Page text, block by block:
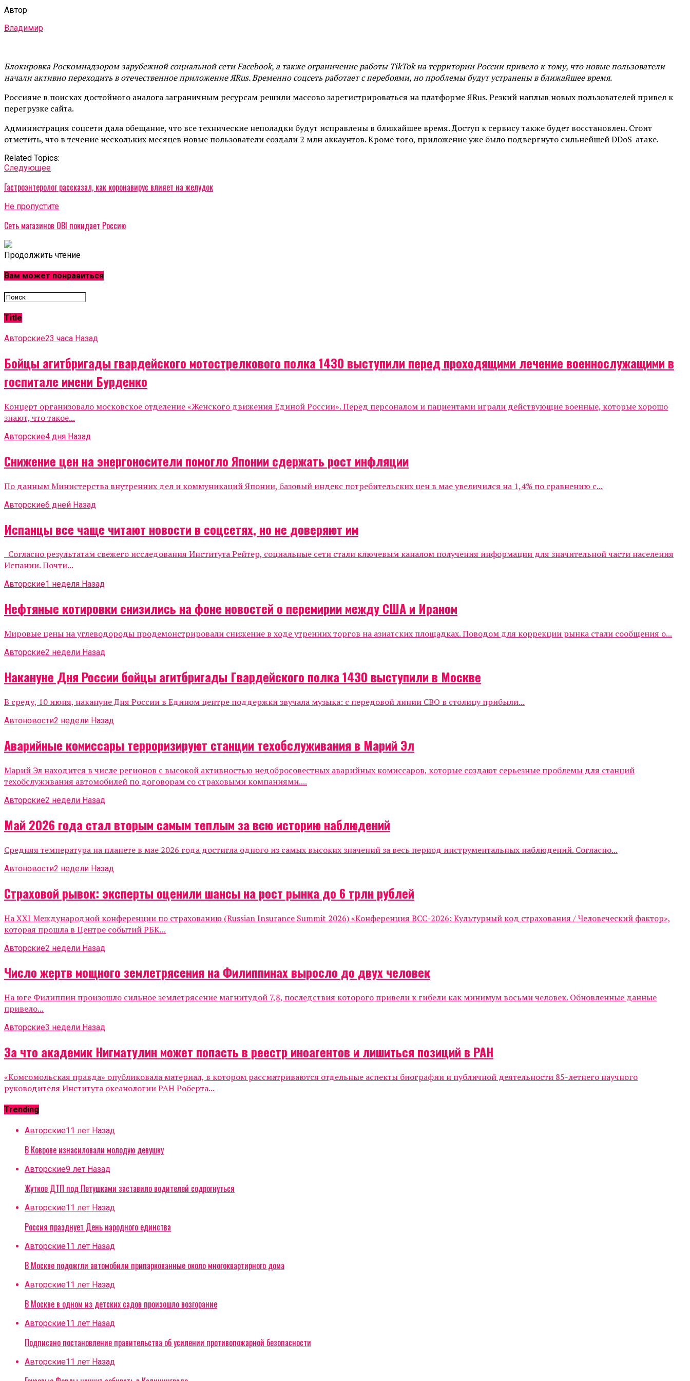
Автор
Владимир
Блокировка Роскомнадзором зарубежной социальной сети Facebook, а также ограничение работы TikTok на территории России привело к тому, что новые пользователи
начали активно переходить в отечественное приложение ЯRus. Временно соцсеть работает с перебоями, но проблемы будут устранены в ближайшее время.
Россияне в поисках достойного аналога заграничным ресурсам решили массово зарегистрироваться на платформе ЯRus. Резкий наплыв новых пользователей привел к
перегрузке сайта.
Администрация соцсети дала обещание, что все технические неполадки будут исправлены в ближайшее время. Доступ к сервису также будет восстановлен. Стоит
отметить, что в течение нескольких месяцев новые пользователи создали 2 млн аккаунтов. Кроме того, приложение уже было подвергнуто сильнейшей DDoS-атаке.
Related Topics:
Cледующее
Гастроэнтеролог рассказал, как коронавирус влияет на желудок
Не пропустите
Сеть магазинов OBI покидает Россию
Продолжить чтение
Вам может понравиться
Title
Авторские23 часа Назад
Бойцы агитбригады гвардейского мотострелкового полка 1430 выступили перед проходящими лечение военнослужащими в
госпитале имени Бурденко
Концерт организовало московское отделение «Женского движения Единой России». Перед персоналом и пациентами играли действующие военные, которые хорошо
знают, что такое...
Авторские4 дня Назад
Снижение цен на энергоносители помогло Японии сдержать рост инфляции
По данным Министерства внутренних дел и коммуникаций Японии, базовый индекс потребительских цен в мае увеличился на 1,4% по сравнению с...
Авторские6 дней Назад
Испанцы все чаще читают новости в соцсетях, но не доверяют им
Согласно результатам свежего исследования Института Рейтер, социальные сети стали ключевым каналом получения информации для значительной части населения
Испании. Почти...
Авторские1 неделя Назад
Нефтяные котировки снизились на фоне новостей о перемирии между США и Ираном
Мировые цены на углеводороды продемонстрировали снижение в ходе утренних торгов на азиатских площадках. Поводом для коррекции рынка стали сообщения о...
Авторские2 недели Назад
Накануне Дня России бойцы агитбригады Гвардейского полка 1430 выступили в Москве
В среду, 10 июня, накануне Дня России в Едином центре поддержки звучала музыка: с передовой линии СВО в столицу прибыли...
Автоновости2 недели Назад
Аварийные комиссары терроризируют станции техобслуживания в Марий Эл
Марий Эл находится в числе регионов с высокой активностью недобросовестных аварийных комиссаров, которые создают серьезные проблемы для станций
техобслуживания автомобилей по договорам со страховыми компаниями....
Авторские2 недели Назад
Май 2026 года стал вторым самым теплым за всю историю наблюдений
Средняя температура на планете в мае 2026 года достигла одного из самых высоких значений за весь период инструментальных наблюдений. Согласно...
Автоновости2 недели Назад
Страховой рывок: эксперты оценили шансы на рост рынка до 6 трлн рублей
На XXI Международной конференции по страхованию (Russian Insurance Summit 2026) «Конференция ВСС-2026: Культурный код страхования / Человеческий фактор»,
которая прошла в Центре событий РБК...
Авторские2 недели Назад
Число жертв мощного землетрясения на Филиппинах выросло до двух человек
На юге Филиппин произошло сильное землетрясение магнитудой 7,8, последствия которого привели к гибели как минимум восьми человек. Обновленные данные
привело...
Авторские3 недели Назад
За что академик Нигматулин может попасть в реестр иноагентов и лишиться позиций в РАН
«Комсомольская правда» опубликовала материал, в котором рассматриваются отдельные аспекты биографии и публичной деятельности 85-летнего научного
руководителя Института океанологии РАН Роберта...
Trending
Авторские11 лет Назад
В Коврове изнасиловали молодую девушку
Авторские9 лет Назад
Жуткое ДТП под Петушками заставило водителей содрогнуться
Авторские11 лет Назад
Россия празднует День народного единства
Авторские11 лет Назад
В Москве подожгли автомобили припаркованные около многоквартирного дома
Авторские11 лет Назад
В Москве в одном из детских садов произошло возгорание
Авторские11 лет Назад
Подписано постановление правительства об усилении противопожарной безопасности
Авторские11 лет Назад